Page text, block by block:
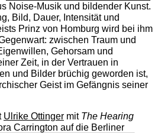
Noise-Musik und bildender Kunst.
Bild, Dauer, Intensität und
Prinz von Homburg wird bei ihm
zwischen Traum und
Gehorsam und
Zeit, in der Vertrauen in
und Bilder brüchig geworden ist,
Geist im Gefängnis seiner
Ulrike Ottingermit The ­Hearing
Carrington auf die Berliner